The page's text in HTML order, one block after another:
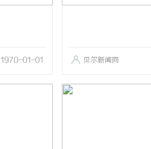
1970-01-01 贝尔新闻网